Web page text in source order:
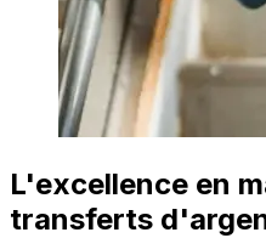
L'excellence en
transferts